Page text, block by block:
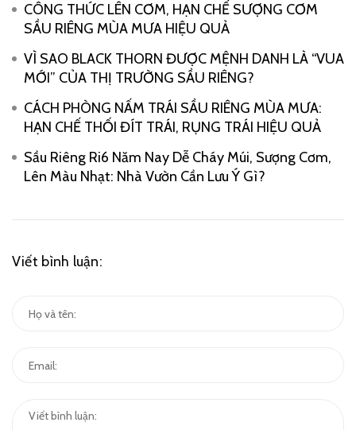
CÔNG THỨC LÊN CƠM, HẠN CHẾ SƯỢNG CƠM
SẦU RIÊNG MÙA MƯA HIỆU QUẢ
VÌ SAO BLACK THORN ĐƯỢC MỆNH DANH LÀ “VUA
MỚI” CỦA THỊ TRƯỜNG SẦU RIÊNG?
CÁCH PHÒNG NẤM TRÁI SẦU RIÊNG MÙA MƯA:
HẠN CHẾ THỐI ĐÍT TRÁI, RỤNG TRÁI HIỆU QUẢ
Sầu Riêng Ri6 Năm Nay Dễ Cháy Múi, Sượng Cơm,
Lên Màu Nhạt: Nhà Vườn Cần Lưu Ý Gì?
Viết bình luận: